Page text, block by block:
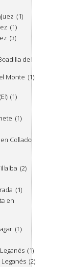
(1)
(1)
(3)
del
Monte (1)
(1)
(1)
Collado
(2)
(1)
en
(1)
(1)
(2)